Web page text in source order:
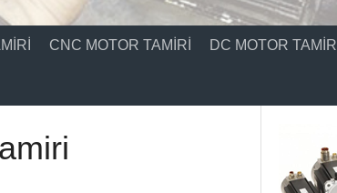
CNC MOTOR TAMIRI DC MOTOR TAMIRI